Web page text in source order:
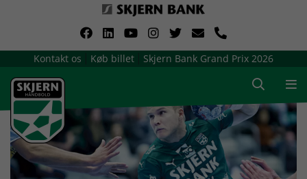
Kontakt os Køb billet Skjern Bank Grand Prix 2026
Om Skjern Håndbold
Ligatruppen
Sponsorer